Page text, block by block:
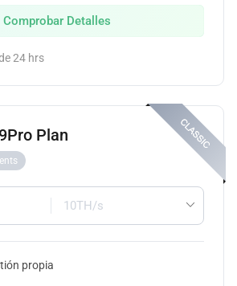
Comprobar Detalles
24 hrs
Plan
10TH/s
propia